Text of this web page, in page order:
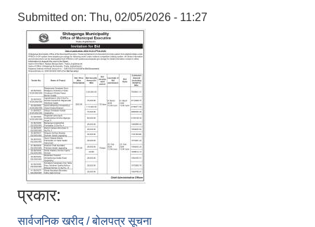
Submitted on: Thu, 02/05/2026 - 11:27
प्रकार:
सार्वजनिक खरीद / बोलपत्र सूचना